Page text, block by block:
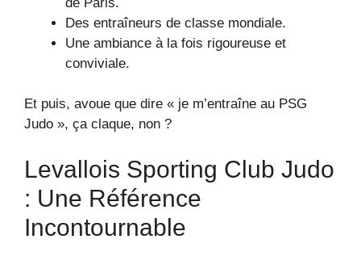
Des entraîneurs de classe mondiale.
Une ambiance à la fois rigoureuse et
conviviale.
Et puis, avoue que dire « je m’entraîne au PSG
Judo », ça claque, non ?
Levallois Sporting Club Judo
: Une Référence
Incontournable